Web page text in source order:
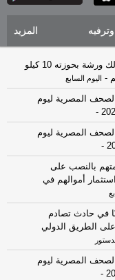
المزيد
ضبط مالك ورشة بحوزته 10 كيلو
- اليوم السابع
المصرية ليوم
-
المصرية ليوم
-
بالنصب على
أموالهم في
في حادث تصادم
الطريق الدولي
المصرية ليوم
-